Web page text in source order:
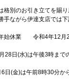
格別のお引き立てを賜
手ながら伊達支店では
始休業 令和4年12月
28日(水)は午後3時まで
日(金)は午前8時30分か